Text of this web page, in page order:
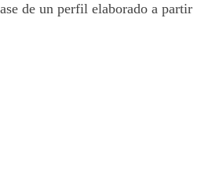
de un perfil elaborado a partir